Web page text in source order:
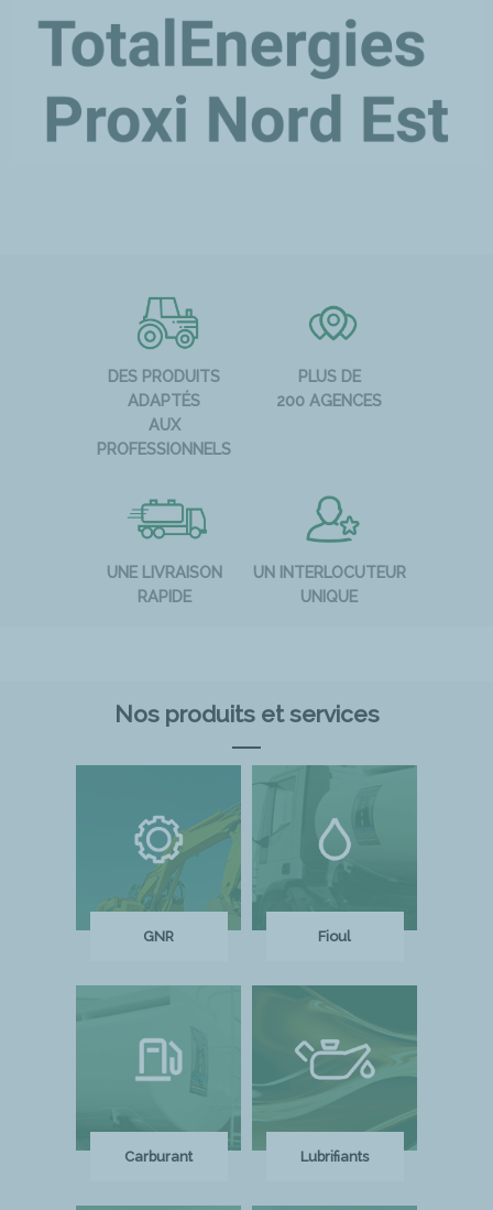
DES PRODUITS
ADAPTÉS
AUX
PROFESSIONNELS
PLUS DE
200 AGENCES
UNE LIVRAISON
RAPIDE
UN INTERLOCUTEUR
UNIQUE
Nos produits et services
GNR Fioul
Carburant Lubrifiants